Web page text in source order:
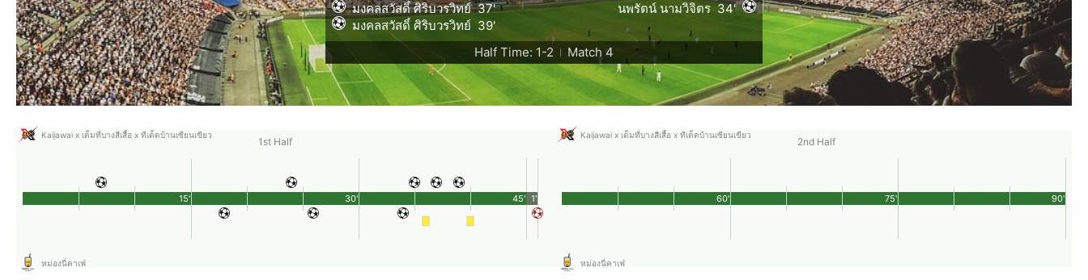
มงคลสวัสดิ์ ศิริบวรวิทย์ 37'
มงคลสวัสดิ์ ศิริบวรวิทย์ 39'
นพรัตน์ นามวิจิตร 34'
Half Time: 1-2 Match 4
Kaijawai x เต็มที่บางสีเสื้อ x ทีเด็ดบ้านเซียนเขียว
1st Half
หม่องนี่คาเฟ่
45'
15' 30' 1'
Kaijawai x เต็มที่บางสีเสื้อ x ทีเด็ดบ้านเซียนเขียว
2nd Half
หม่องนี่คาเฟ่
90'
60' 75'